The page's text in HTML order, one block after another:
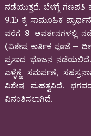
ನಡೆಯುತ್ತದೆ. ಬೆಳಗ್ಗೆ
9.15 ಕ್ಕೆ ಸಾಮೂಹಿಕ
ವರೆಗೆ 8 ಆವರ್ತನಗಳಲ್ಲಿ
(ವಿಶೇಷ ಕಾರ್ತಿಕ ಪೂಜೆ –
ಪ್ರಸಾದ ಭೊಜನ
ಎಳ್ಳೆಣ್ಣೆ ಸಮರ್ಪಣೆ,
ವಿಶೇಷ ಮಹತ್ವವಿದೆ.
ವಿನಂತಿಸಲಾಗಿದೆ.